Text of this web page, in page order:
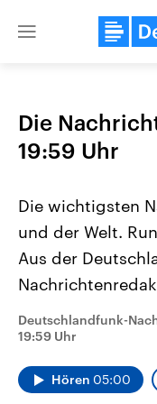
Close
Landtagswahl
2026
Alle Informationen
September 2026
Landtag. Seit 2021
Die
19:59 Uhr
Die wichtigsten
und der Welt.
Aus der
Deutschlandfunk-
19:59 Uhr
Hören 05:00